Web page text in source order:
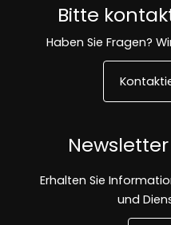
Bitte
Haben Sie Fragen?
Erhalten Sie
und